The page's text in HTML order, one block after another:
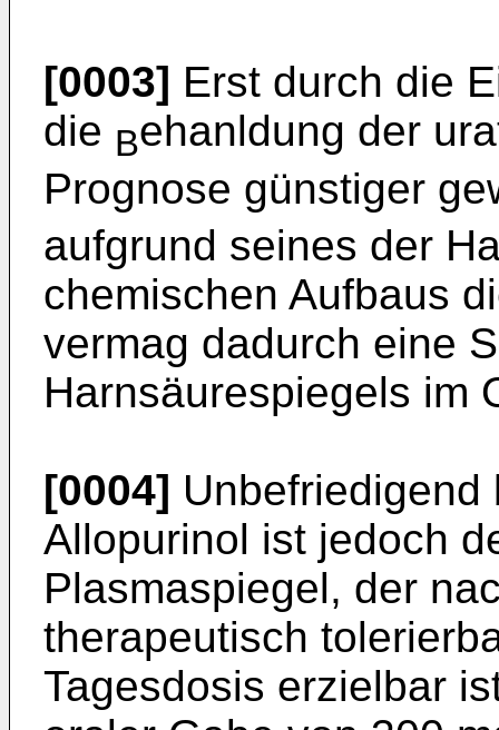
[0003] Erst durch die
die Behanldung der
Prognose günstiger
aufgrund seines der
chemischen Aufbaus
vermag dadurch eine
Harnsäurespiegels im
[0004] Unbefriedigend
Allopurinol ist jedoch
Plasmaspiegel, der
therapeutisch
Tagesdosis erzielbar